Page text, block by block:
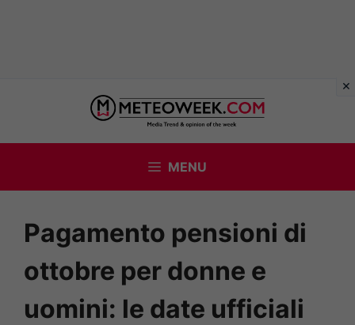
contenuto
MENU
Pagamento pensioni di
ottobre per donne e
uomini: le date ufficiali